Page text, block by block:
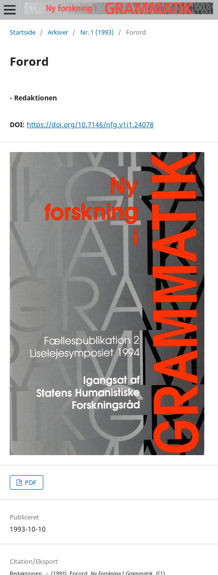
Startside / Arkiver / Nr. 1 (1993) / Forord
Forord
- Redaktionen
DOI: https://doi.org/10.7146/nfg.v1i1.24078
PDF
Publiceret
1993-10-10
Citation/Eksport
Redaktionen, .-. (1993). Forord. Ny Forskning I Grammatik, 1(1).